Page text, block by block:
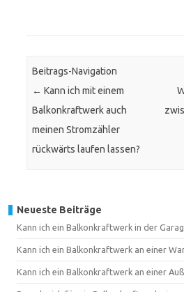
Beitrags-Navigation
← Kann ich mit einem
Balkonkraftwerk auch
meinen Stromzähler
rückwärts laufen lassen?
Neueste Beiträge
Kann ich ein Balkonkraftwerk in der
Kann ich ein Balkonkraftwerk an einer
Kann ich ein Balkonkraftwerk an einer